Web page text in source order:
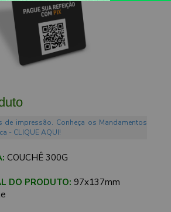
de impressão. Conheça os Mandamentos
- CLIQUE AQUI!
COUCHÊ 300G
DO PRODUTO: 97x137mm